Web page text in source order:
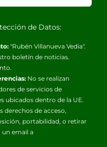
de Datos:
"Rubén Villanueva Vedia".
boletín de noticias.
No se realizan
de servicios de
ubicados dentro de la UE.
derechos de acceso,
portabilidad, o retirar
email a